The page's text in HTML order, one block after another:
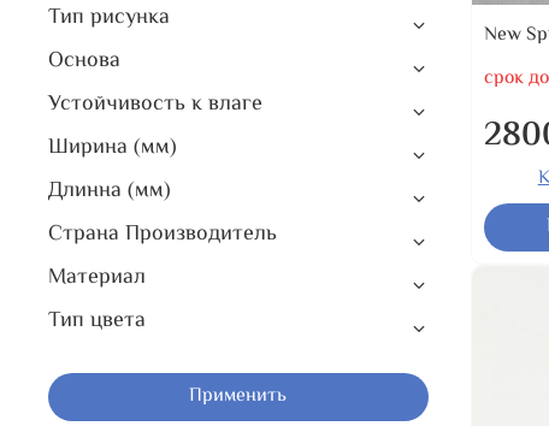
New
срок
Тип рисунка
Основа
Устойчивость к влаге
Ширина (мм)
Длинна (мм)
Страна Производитель
Материал
Тип цвета
Применить